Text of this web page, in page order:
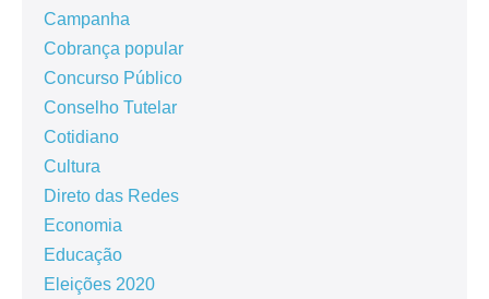
Campanha
Cobrança popular
Concurso Público
Conselho Tutelar
Cotidiano
Cultura
Direto das Redes
Economia
Educação
Eleições 2020